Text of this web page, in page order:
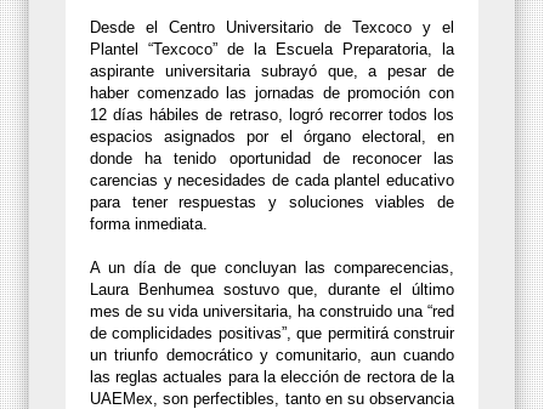
Desde el Centro Universitario de Texcoco y el
Plantel “Texcoco” de la Escuela Preparatoria, la
aspirante universitaria subrayó que, a pesar de
haber comenzado las jornadas de promoción con
12 días hábiles de retraso, logró recorrer todos los
espacios asignados por el órgano electoral, en
donde ha tenido oportunidad de reconocer las
carencias y necesidades de cada plantel educativo
para tener respuestas y soluciones viables de
forma inmediata.
A un día de que concluyan las comparecencias,
Laura Benhumea sostuvo que, durante el último
mes de su vida universitaria, ha construido una “red
de complicidades positivas”, que permitirá construir
un triunfo democrático y comunitario, aun cuando
las reglas actuales para la elección de rectora de la
UAEMex, son perfectibles, tanto en su observancia